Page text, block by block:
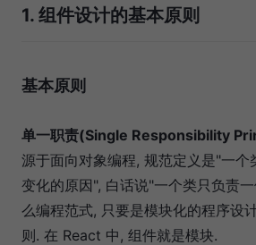
1. 组件设计的基本原则
基本原则
单一职责(Single Responsibility
源于面向对象编程, 规范定义是"一个
变化的原因", 白话说"一个类只负责
么编程范式, 只要是模块化的程序设
则. 在 React 中, 组件就是模块.